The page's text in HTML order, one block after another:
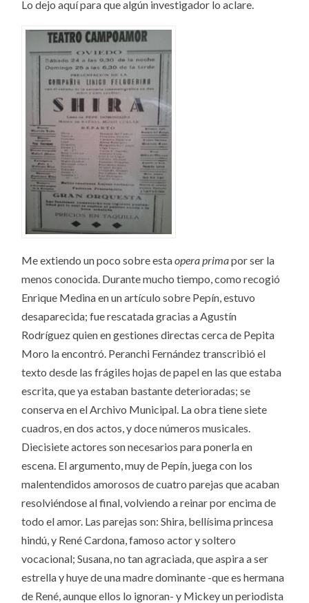
Lo dejo aquí para que algún investigador lo aclare.
Me extiendo un poco sobre estaopera primapor ser la
menos conocida. Durante mucho tiempo, como recogió
Enrique Medina en un artículo sobre Pepín, estuvo
desaparecida; fue rescatada gracias a Agustín
Rodríguez quien en gestiones directas cerca de Pepita
Moro la encontró. Peranchi Fernández transcribió el
texto desde las frágiles hojas de papel en las que estaba
escrita, que ya estaban bastante deterioradas; se
conserva en el Archivo Municipal. La obra tiene siete
cuadros, en dos actos, y doce números musicales.
Diecisiete actores son necesarios para ponerla en
escena. El argumento, muy de Pepín, juega con los
malentendidos amorosos de cuatro parejas que acaban
resolviéndose al final, volviendo a reinar por encima de
todo el amor. Las parejas son: Shira, bellísima princesa
hindú, y René Cardona, famoso actor y soltero
vocacional; Susana, no tan agraciada, que aspira a ser
estrella y huye de una madre dominante -que es hermana
de René, aunque ellos lo ignoran- y Mickey un periodista